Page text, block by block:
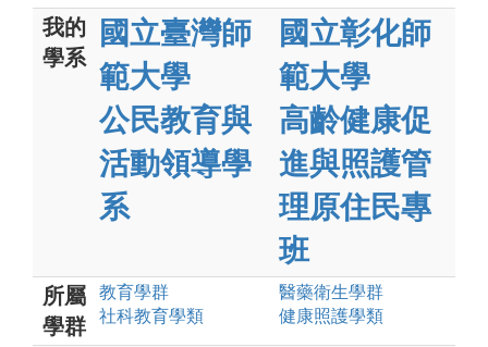
我的
學系
國立臺灣師
範大學
公民教育與
活動領導學
系
國立彰化師
範大學
高齡健康促
進與照護管
理原住民專
班
所屬
學群
教育學群
社科教育學類
醫藥衛生學群
健康照護學類